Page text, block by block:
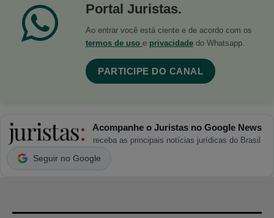
Portal Juristas.
Ao entrar você está ciente e de acordo com os
termos de uso e privacidade do Whatsapp.
PARTICIPE DO CANAL
Acompanhe o Juristas no Google News
receba as principais notícias jurídicas do Brasil
Seguir no Google